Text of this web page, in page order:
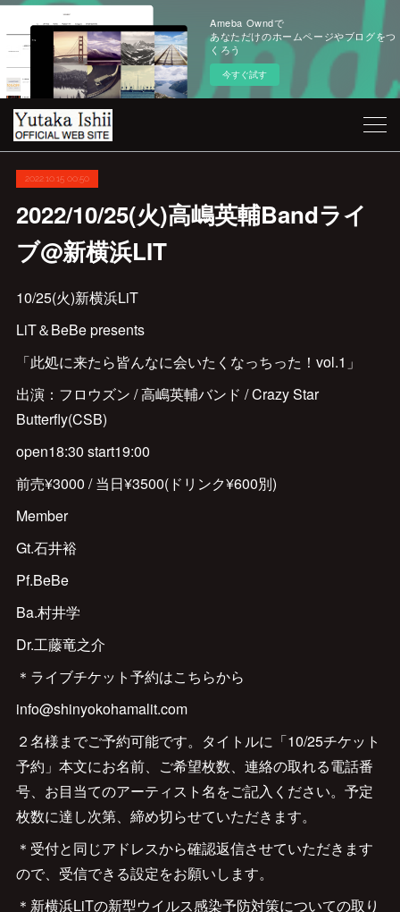
Ameba Owndで
あなただけのホームページやブログをつ
くろう
今すぐ試す
2022.10.15 00:50
2022/10/25(火)高嶋英輔Bandライ
ブ@新横浜LIT
10/25(火)新横浜LiT
LiT＆BeBe presents
「此処に来たら皆んなに会いたくなっちった！vol.1」
出演：フロウズン / 高嶋英輔バンド / Crazy Star
Butterfly(CSB)
open18:30 start19:00
前売¥3000 / 当日¥3500(ドリンク¥600別)
Member
Gt.石井裕
Pf.BeBe
Ba.村井学
Dr.工藤竜之介
＊ライブチケット予約はこちらから
info@shinyokohamalit.com
２名様までご予約可能です。タイトルに「10/25チケット
予約」本文にお名前、ご希望枚数、連絡の取れる電話番
号、お目当てのアーティスト名をご記入ください。予定
枚数に達し次第、締め切らせていただきます。
＊受付と同じアドレスから確認返信させていただきます
ので、受信できる設定をお願いします。
＊新横浜LiTの新型ウイルス感染予防対策についての取り